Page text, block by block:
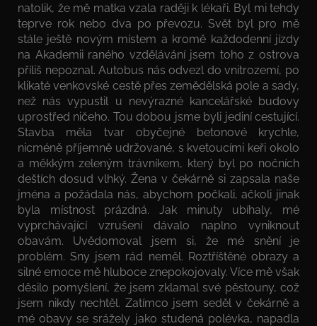
natolik, že mě matka vzala raději k lékaři. Byl mi tehdy
teprve rok nebo dva po převozu. Svět byl pro mě
stále ještě novým místem a kromě každodenní jízdy
na Akademii raného vzdělávání jsem toho z ostrova
příliš nepoznal. Autobus nás odvezl do vnitrozemí, po
klikaté venkovské cestě přes zemědělská pole a sady,
než nás vypustil u nevýrazné kancelářské budovy
uprostřed ničeho. Tou dobou jsme byli jediní cestující.
Stavba měla tvar obyčejné betonové krychle,
nicméně příjemně udržované, s kvetoucími keři okolo
a měkkým zeleným trávníkem, který byl po nočních
deštích dosud vlhký. Žena v čekárně si zapsala naše
jména a požádala nás, abychom počkali, ačkoli jinak
byla místnost prázdná. Jak minuty ubíhaly, mé
vyprchávající vzrušení dávalo naplno vyniknout
obavám. Uvědomoval jsem si, že mé snění je
problém. Sny jsem rád neměl. Roztříštěné obrazy a
silné emoce mě hluboce znepokojovaly. Více mě však
děsilo pomyšlení, že jsem zklamal své pěstouny, což
jsem nikdy nechtěl. Zatímco jsem seděl v čekárně a
mé obavy se srážely jako studená polévka, napadla